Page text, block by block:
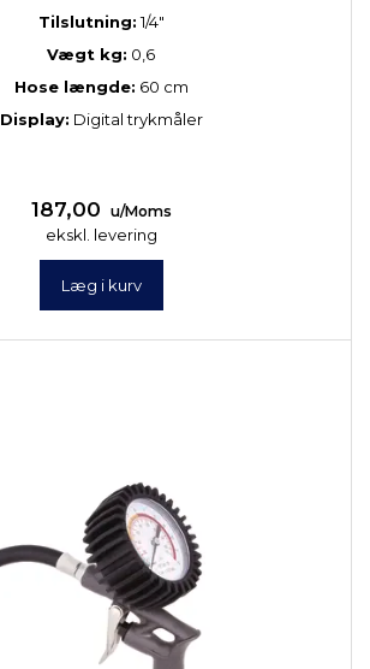
Tilslutning:1/4"
Vægt kg: 0,6
Hose længde: 60 cm
Display: Digital trykmåler
187,00 u/Moms
ekskl. levering
Læg i kurv